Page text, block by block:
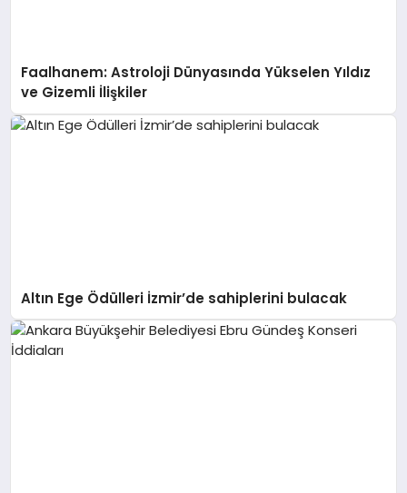
Faalhanem: Astroloji Dünyasında Yükselen Yıldız
ve Gizemli İlişkiler
Altın Ege Ödülleri İzmir’de sahiplerini bulacak